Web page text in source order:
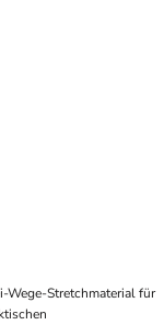
Wege-Stretchmaterial für